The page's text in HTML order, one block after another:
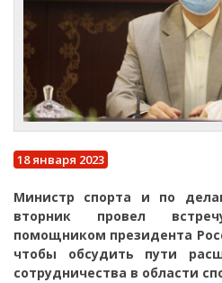
18 января 2023
Министр спорта и по
вторник провел
помощником президента
чтобы обсудить пути
сотрудничества в области